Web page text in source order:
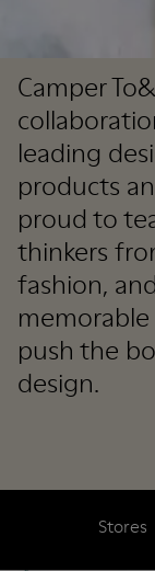
Camper
leading
products
proud to
thinkers
fashion,
push the
design.
Stores